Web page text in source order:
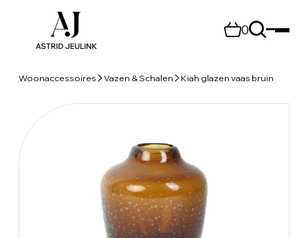
0
Woonaccessoires Vazen & Schalen Kiah glazen vaas bruin